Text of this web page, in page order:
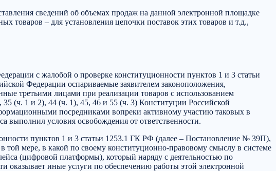
сведений об объемах продаж на данной электронной площадке
товаров – для установления цепочки поставок этих товаров и т.д.,
с жалобой о проверке конституционности пунктов 1 и 3 статьи
Федерации оспариваемые заявителем законоположения,
третьими лицами при реализации товаров с использованием
35 (ч. 1 и 2), 44 (ч. 1), 45, 46 и 55 (ч. 3) Конституции Российской
посредниками вопреки активному участию таковых в
выполнил условия освобождения от ответственности.
пунктов 1 и 3 статьи 1253.1 ГК РФ (далее – Постановление № 39П),
мере, в какой по своему конституционно-правовому смыслу в системе
(цифровой платформы), который наряду с деятельностью по
иные услуги по обеспечению работы этой электронной